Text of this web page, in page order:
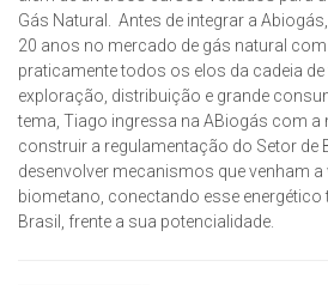
Gás Natural. Antes de integrar a
20 anos no mercado de gás natural
praticamente todos os elos da cadeia
exploração, distribuição e grande
tema, Tiago ingressa na ABiogás com a
construir a regulamentação do Setor de
desenvolver mecanismos que venham
biometano, conectando esse energético
Brasil, frente a sua potencialidade.